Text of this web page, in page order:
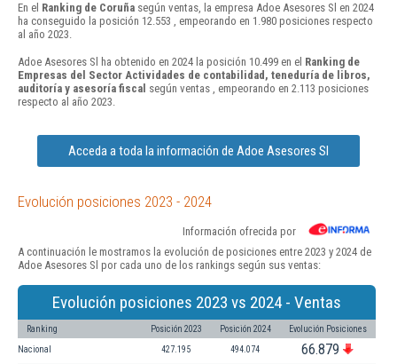
En el Ranking de Coruña según ventas, la empresa Adoe Asesores Sl en 2024
ha conseguido la posición 12.553 , empeorando en 1.980 posiciones respecto
al año 2023.
Adoe Asesores Sl ha obtenido en 2024 la posición 10.499 en el Ranking de
Empresas del Sector Actividades de contabilidad, teneduría de libros,
auditoría y asesoría fiscal según ventas , empeorando en 2.113 posiciones
respecto al año 2023.
Acceda a toda la información de Adoe Asesores Sl
Evolución posiciones 2023 - 2024
Información ofrecida por
A continuación le mostramos la evolución de posiciones entre 2023 y 2024 de
Adoe Asesores Sl por cada uno de los rankings según sus ventas:
Evolución posiciones 2023 vs 2024 - Ventas
Ranking Posición 2023 Posición 2024 Evolución Posiciones
Nacional 427.195 494.074 66.879